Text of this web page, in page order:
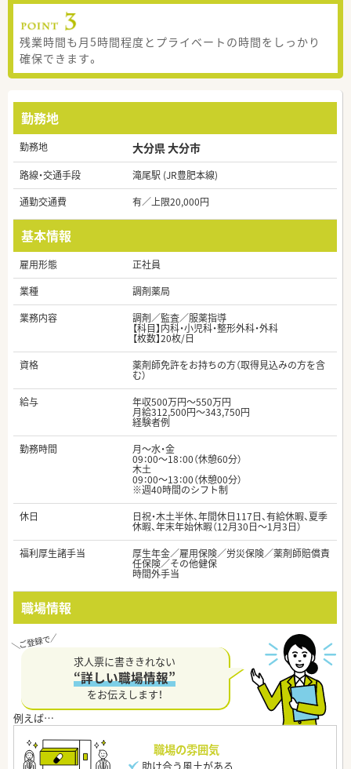
残業時間も月5時間程度とプライベートの時間をしっかり
確保できます。
勤務地
勤務地 大分県 大分市
路線・交通手段
滝尾駅 (JR豊肥本線)
通勤交通費
有／上限20,000円
基本情報
雇用形態
正社員
業種
調剤薬局
業務内容
調剤／監査／服薬指導
【科目】内科・小児科・整形外科・外科
【枚数】20枚/日
資格
薬剤師免許をお持ちの方（取得見込みの方を含
む）
給与
年収500万円～550万円
月給312,500円～343,750円
経験者例
勤務時間
月～水・金
09：00～18：00（休憩60分）
木土
09：00～13：00（休憩00分）
※週40時間のシフト制
休日
日祝・木土半休、年間休日117日、有給休暇、夏季
休暇、年末年始休暇（12月30日～1月3日）
福利厚生諸手当
厚生年金／雇用保険／労災保険／薬剤師賠償責
任保険／その他健保
時間外手当
職場情報
求人票に書ききれない
“詳しい職場情報”
をお伝えします！
職場の雰囲気
助け合う風土がある